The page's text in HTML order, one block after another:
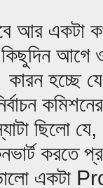
আর একটা
আগে
কারন হচ্ছে
ছিলো
করতে
একটা